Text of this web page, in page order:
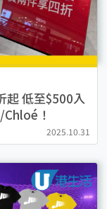
起 低至$500入
！
2025.10.31